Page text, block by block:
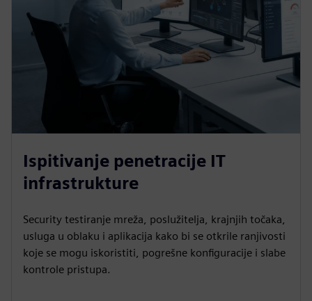
Ispitivanje penetracije IT
infrastrukture
Security testiranje mreža, poslužitelja, krajnjih točaka,
usluga u oblaku i aplikacija kako bi se otkrile ranjivosti
koje se mogu iskoristiti, pogrešne konfiguracije i slabe
kontrole pristupa.